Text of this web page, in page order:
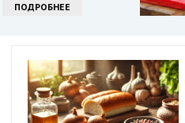
ПОДРОБНЕЕ